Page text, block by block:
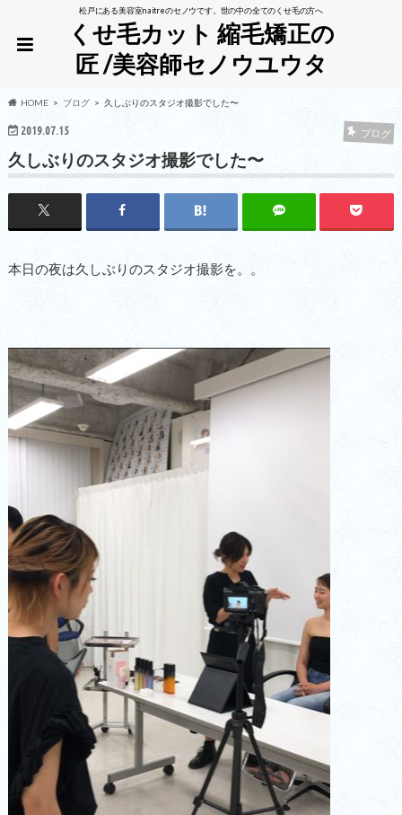
松戸にある美容室naitreのセノウです。世の中の全てのくせ毛の方へ
くせ毛カット 縮毛矯正の
匠 /美容師セノウユウタ
HOME ブログ 久しぶりのスタジオ撮影でした〜
2019.07.15 ブログ
久しぶりのスタジオ撮影でした〜
本日の夜は久しぶりのスタジオ撮影を。。